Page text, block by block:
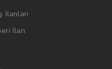
İlanları
İlan